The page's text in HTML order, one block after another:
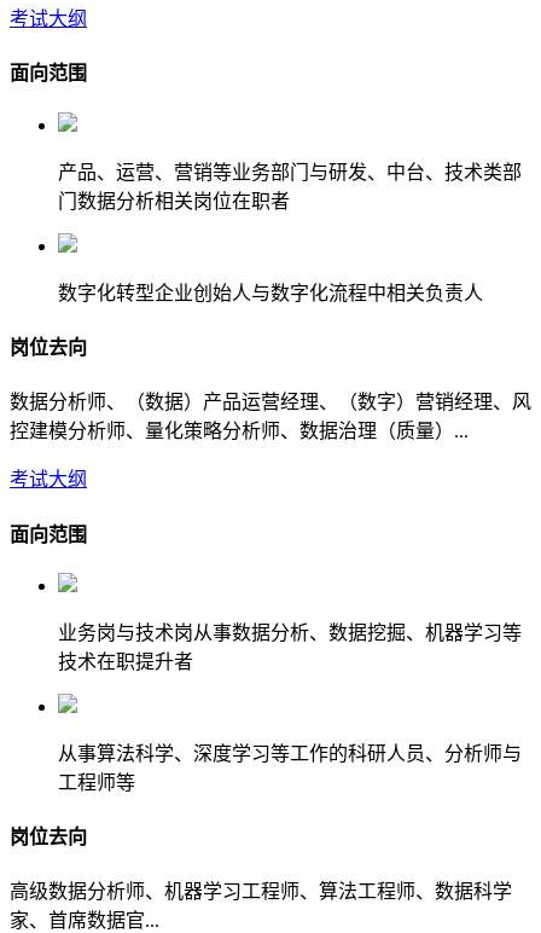
考试大纲
面向范围
产品、运营、营销等业务部门与研发、中台、技术类部
门数据分析相关岗位在职者
数字化转型企业创始人与数字化流程中相关负责人
岗位去向
数据分析师、（数据）产品运营经理、（数字）营销经理、风
控建模分析师、量化策略分析师、数据治理（质量）...
考试大纲
面向范围
业务岗与技术岗从事数据分析、数据挖掘、机器学习等
技术在职提升者
从事算法科学、深度学习等工作的科研人员、分析师与
工程师等
岗位去向
高级数据分析师、机器学习工程师、算法工程师、数据科学
家、首席数据官...